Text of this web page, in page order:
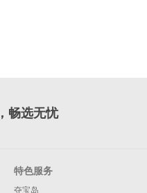
畅选无忧
特色服务
夺宝岛